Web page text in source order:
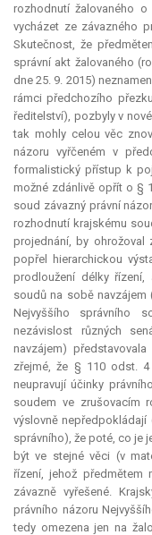
rozhodnutí žalovaného
vycházet ze závazného
Skutečnost, že
správní akt žalovaného
dne 25. 9. 2015)
rámci předchozího
ředitelství), pozbyly v
tak mohly celou věc
názoru vyřčeném v
formalistický přístup k
možné zdánlivě opřít o §
soud závazný právní
rozhodnutí krajskému
projednání, by ohrožoval
popřel hierarchickou
prodloužení délky
soudů na sobě
Nejvyššího správního
nezávislost různých
navzájem)
zřejmé, že § 110 odst.
neupravují účinky
soudem ve zrušovacím
výslovně
správního), že poté, co je
být ve stejné věci (v
řízení, jehož
závazně vyřešené.
právního názoru
tedy omezena jen na